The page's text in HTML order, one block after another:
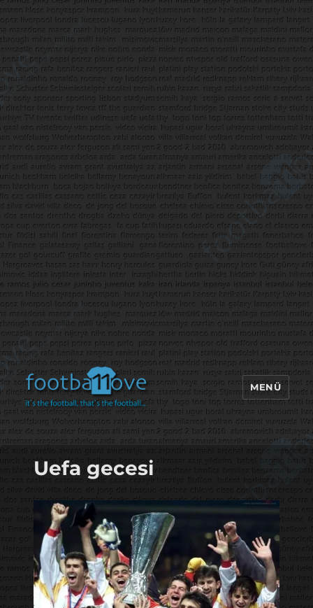
footbaLLove
MENÜ
Uefa gecesi